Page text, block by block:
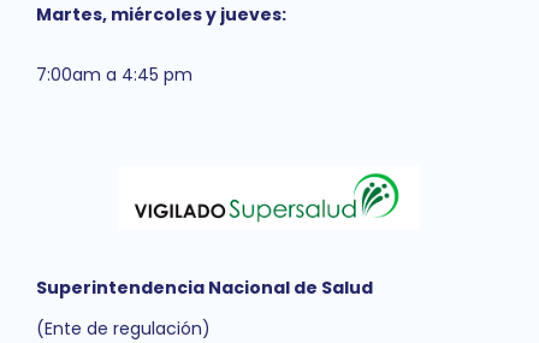
Martes, miércoles y jueves:
7:00am a 4:45 pm
Superintendencia Nacional de Salud
(Ente de regulación)